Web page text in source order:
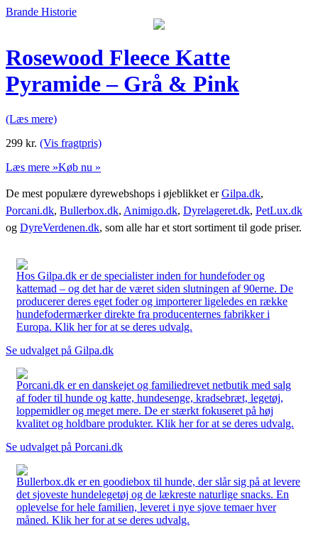
Brande Historie
Rosewood Fleece Katte
Pyramide – Grå & Pink
(Læs mere)
299 kr. (Vis fragtpris)
Læs mere »Køb nu »
De mest populære dyrewebshops i øjeblikket erGilpa.dk,
Porcani.dk, Bullerbox.dk, Animigo.dk, Dyrelageret.dk, PetLux.dk
og DyreVerdenen.dk, som alle har et stort sortiment til gode priser.
Hos Gilpa.dk er de specialister inden for hundefoder og
kattemad – og det har de været siden slutningen af 90erne. De
producerer deres eget foder og importerer ligeledes en række
hundefodermærker direkte fra producenternes fabrikker i
Europa. Klik her for at se deres udvalg.
Se udvalget på Gilpa.dk
Porcani.dk er en danskejet og familiedrevet netbutik med salg
af foder til hunde og katte, hundesenge, kradsebræt, legetøj,
loppemidler og meget mere. De er stærkt fokuseret på høj
kvalitet og holdbare produkter. Klik her for at se deres udvalg.
Se udvalget på Porcani.dk
Bullerbox.dk er en goodiebox til hunde, der slår sig på at levere
det sjoveste hundelegetøj og de lækreste naturlige snacks. En
oplevelse for hele familien, leveret i nye sjove temaer hver
måned. Klik her for at se deres udvalg.